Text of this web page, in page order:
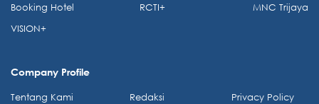
Booking Hotel
VISION+
RCTI+
MNC Trijaya
Company Profile
Tentang Kami Redaksi Privacy Policy